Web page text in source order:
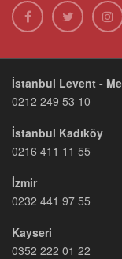
İstanbul Levent -
0212 249 53 10
İstanbul Kadıköy
0216 411 11 55
İzmir
0232 441 97 55
Kayseri
0352 222 01 22